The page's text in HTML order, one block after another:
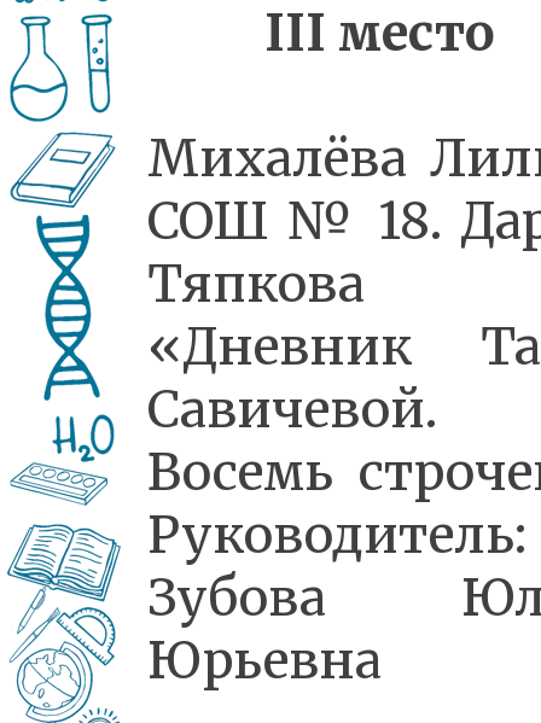
III место
Михалёва
СОШ № 18.
Тяпкова
«Дневник
Савичевой.
Восемь
Руководитель:
Зубова
Юрьевна